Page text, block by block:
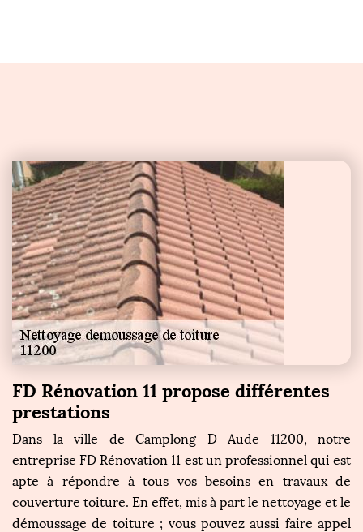
FD Rénovation 11 propose différentes
prestations
Dans la ville de Camplong D Aude 11200, notre
entreprise FD Rénovation 11 est un professionnel qui est
apte à répondre à tous vos besoins en travaux de
couverture toiture. En effet, mis à part le nettoyage et le
démoussage de toiture ; vous pouvez aussi faire appel